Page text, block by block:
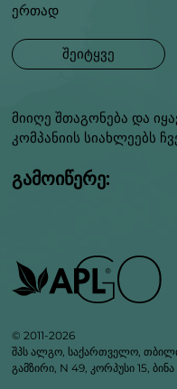
ერთად
შეიტყვე
მიიღე შთაგონება და
კომპანიის სიახლეებს
გამოიწერე:
© 2011-2026
შპს ალგო, საქართველო,
გამზირი, N 49, კორპუსი 15, ბინა